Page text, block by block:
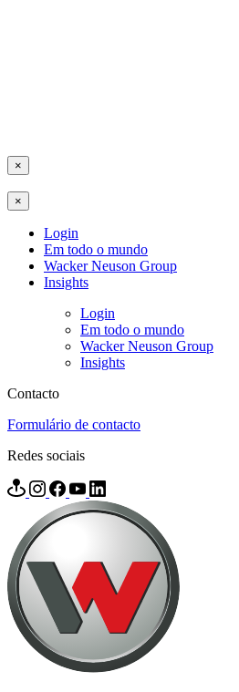
×
×
Login
Em todo o mundo
Wacker Neuson Group
Insights
Login
Em todo o mundo
Wacker Neuson Group
Insights
Contacto
Formulário de contacto
Redes sociais